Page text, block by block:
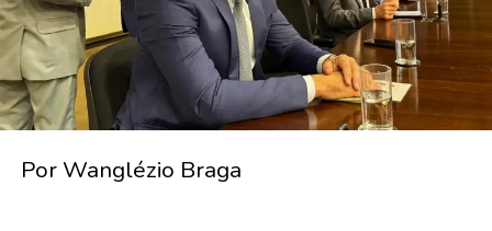
Por Wanglézio Braga